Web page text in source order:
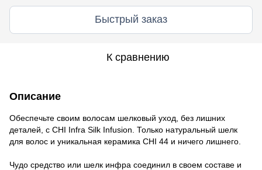
Быстрый заказ
К сравнению
Описание
Обеспечьте своим волосам шелковый уход, без лишних
деталей, с CHI Infra Silk Infusion. Только натуральный шелк
для волос и уникальная керамика CHI 44 и ничего лишнего.
Чудо средство или шелк инфра соединил в своем составе и